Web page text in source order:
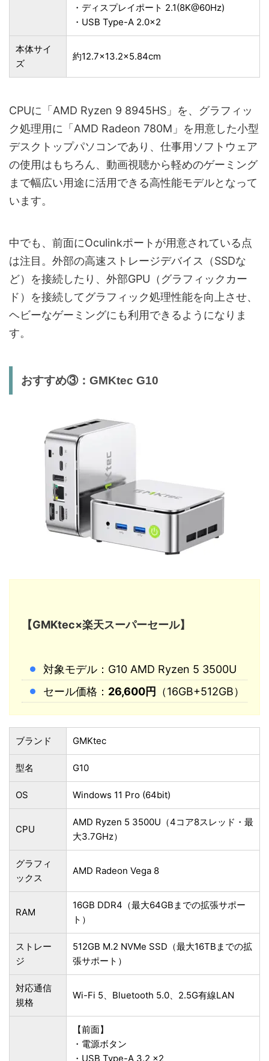
・ディスプレイポート 2.1(8K@60Hz)
・USB Type-A 2.0×2
本体サイ
ズ
約12.7×13.2×5.84cm
CPUに「AMD Ryzen 9 8945HS」を、グラフィッ
ク処理用に「AMD Radeon 780M」を用意した小型
デスクトップパソコンであり、仕事用ソフトウェア
の使用はもちろん、動画視聴から軽めのゲーミング
まで幅広い用途に活用できる高性能モデルとなって
います。
中でも、前面にOculinkポートが用意されている点
は注目。外部の高速ストレージデバイス（SSDな
ど）を接続したり、外部GPU（グラフィックカー
ド）を接続してグラフィック処理性能を向上させ、
ヘビーなゲーミングにも利用できるようになりま
す。
おすすめ③：GMKtec G10
【GMKtec×楽天スーパーセール】
対象モデル：G10 AMD Ryzen 5 3500U
セール価格： 26,600円 （16GB+512GB）
ブランド GMKtec
型名 G10
OS Windows 11 Pro (64bit)
CPU
AMD Ryzen 5 3500U（4コア8スレッド・最
大3.7GHz）
グラフィ
ックス
AMD Radeon Vega 8
RAM
16GB DDR4（最大64GBまでの拡張サポー
ト）
ストレー
ジ
512GB M.2 NVMe SSD（最大16TBまでの拡
張サポート）
対応通信
規格
Wi-Fi 5、Bluetooth 5.0、2.5G有線LAN
【前面】
・電源ボタン
・USB Type-A 3.2 ×2